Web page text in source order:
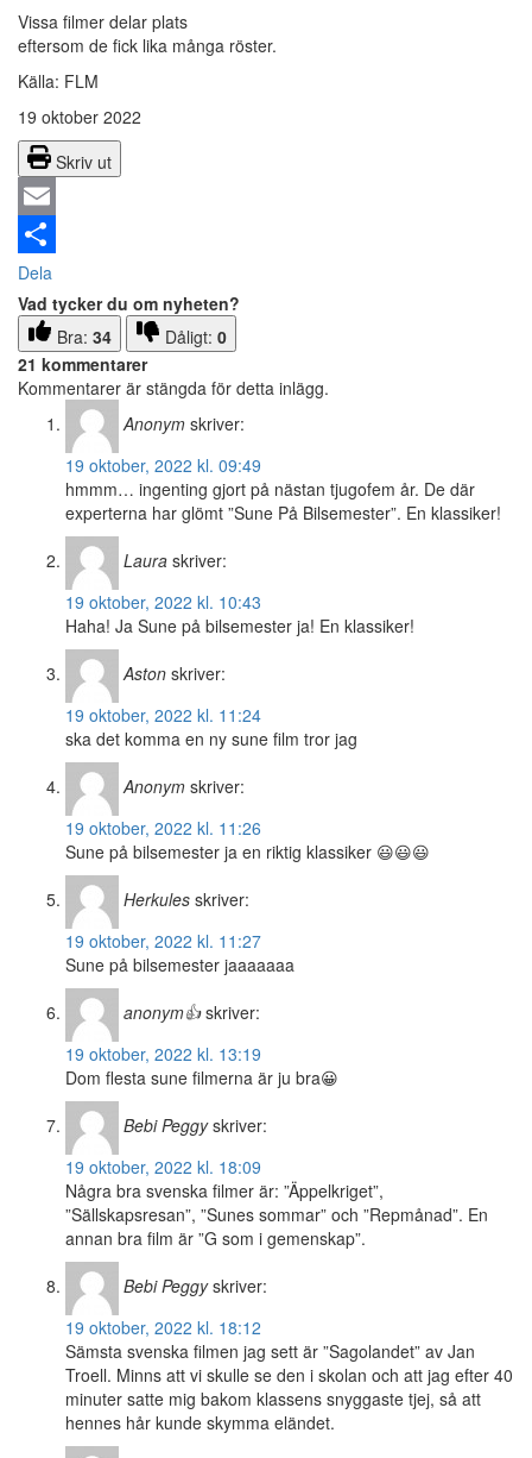
Vissa filmer delar plats
eftersom de fick lika många röster.
Källa: FLM
19 oktober 2022
Skriv ut
Email
Dela
Vad tycker du om nyheten?
Bra: 34 Dåligt: 0
21 kommentarer
Kommentarer är stängda för detta inlägg.
Anonym skriver:
19 oktober, 2022 kl. 09:49
hmmm… ingenting gjort på nästan tjugofem år. De där
experterna har glömt ”Sune På Bilsemester”. En klassiker!
Laura skriver:
19 oktober, 2022 kl. 10:43
Haha! Ja Sune på bilsemester ja! En klassiker!
Aston skriver:
19 oktober, 2022 kl. 11:24
ska det komma en ny sune film tror jag
Anonym skriver:
19 oktober, 2022 kl. 11:26
Sune på bilsemester ja en riktig klassiker 😃😃😃
Herkules skriver:
19 oktober, 2022 kl. 11:27
Sune på bilsemester jaaaaaaa
anonym👍 skriver:
19 oktober, 2022 kl. 13:19
Dom flesta sune filmerna är ju bra😀
Bebi Peggy skriver:
19 oktober, 2022 kl. 18:09
Några bra svenska filmer är: ”Äppelkriget”,
”Sällskapsresan”, ”Sunes sommar” och ”Repmånad”. En
annan bra film är ”G som i gemenskap”.
Bebi Peggy skriver:
19 oktober, 2022 kl. 18:12
Sämsta svenska filmen jag sett är ”Sagolandet” av Jan
Troell. Minns att vi skulle se den i skolan och att jag efter 40
minuter satte mig bakom klassens snyggaste tjej, så att
hennes hår kunde skymma eländet.